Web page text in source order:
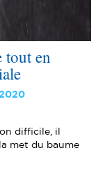
tout en
2020
difficile, il
met du baume